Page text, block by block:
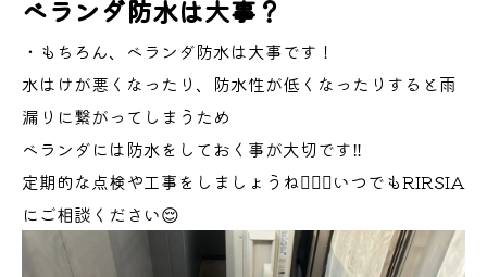
ベランダ防水は大事？
・もちろん、ベランダ防水は大事です！
水はけが悪くなったり、防水性が低くなったりすると雨
漏りに繋がってしまうため
ベランダには防水をしておく事が大切です‼️
定期的な点検や工事をしましょうね💁🏻‍♀️いつでもRIRSIA
にご相談ください😌